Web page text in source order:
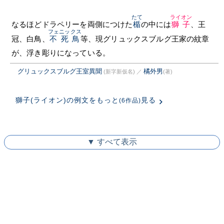
なるほどドラペリーを両側につけた楯
たて
の中には獅子
ライオン
、王
冠、白鳥、 不死鳥
フェニックス
等、現グリュックスブルグ王家の紋章
が、浮き彫りになっている。
グリュックスブルグ王室異聞 (新字新仮名) ／ 橘外男(著)
獅子(ライオン)の例文をもっと (6作品) 見る
▼ すべて表示